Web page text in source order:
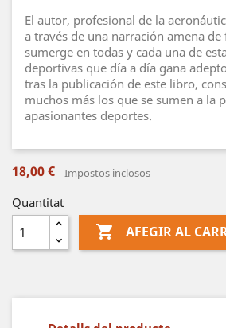
El autor, profesional de la
a través de una narración amena
sumerge en todas y cada una de
deportivas que día a día gana
tras la publicación de este libro,
muchos más los que se sumen a la
apasionantes deportes.
18,00 € Impostos inclosos
Quantitat
 AFEGIR AL